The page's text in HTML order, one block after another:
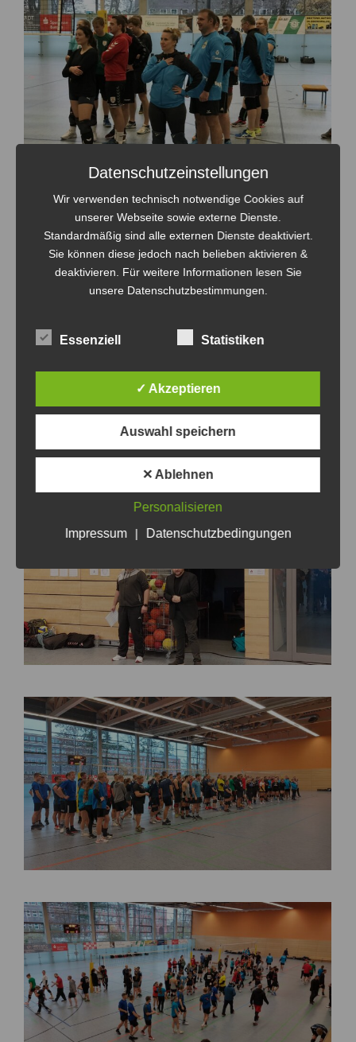
Datenschutzeinstellungen
Wir verwenden technisch notwendige Cookies auf
unserer Webseite sowie externe Dienste.
Standardmäßig sind alle externen Dienste deaktiviert.
Sie können diese jedoch nach belieben aktivieren &
deaktivieren. Für weitere Informationen lesen Sie
unsere Datenschutzbestimmungen.
Essenziell Statistiken
✓ Akzeptieren
Auswahl speichern
✕ Ablehnen
Personalisieren
Impressum
| Datenschutzbedingungen